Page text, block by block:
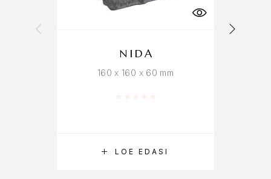
LOE EDASI
NIDA
160 x 160 x 60 mm